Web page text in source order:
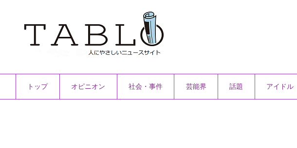
トップ オピニオン 社会・事件 芸能界 話題 アイドル